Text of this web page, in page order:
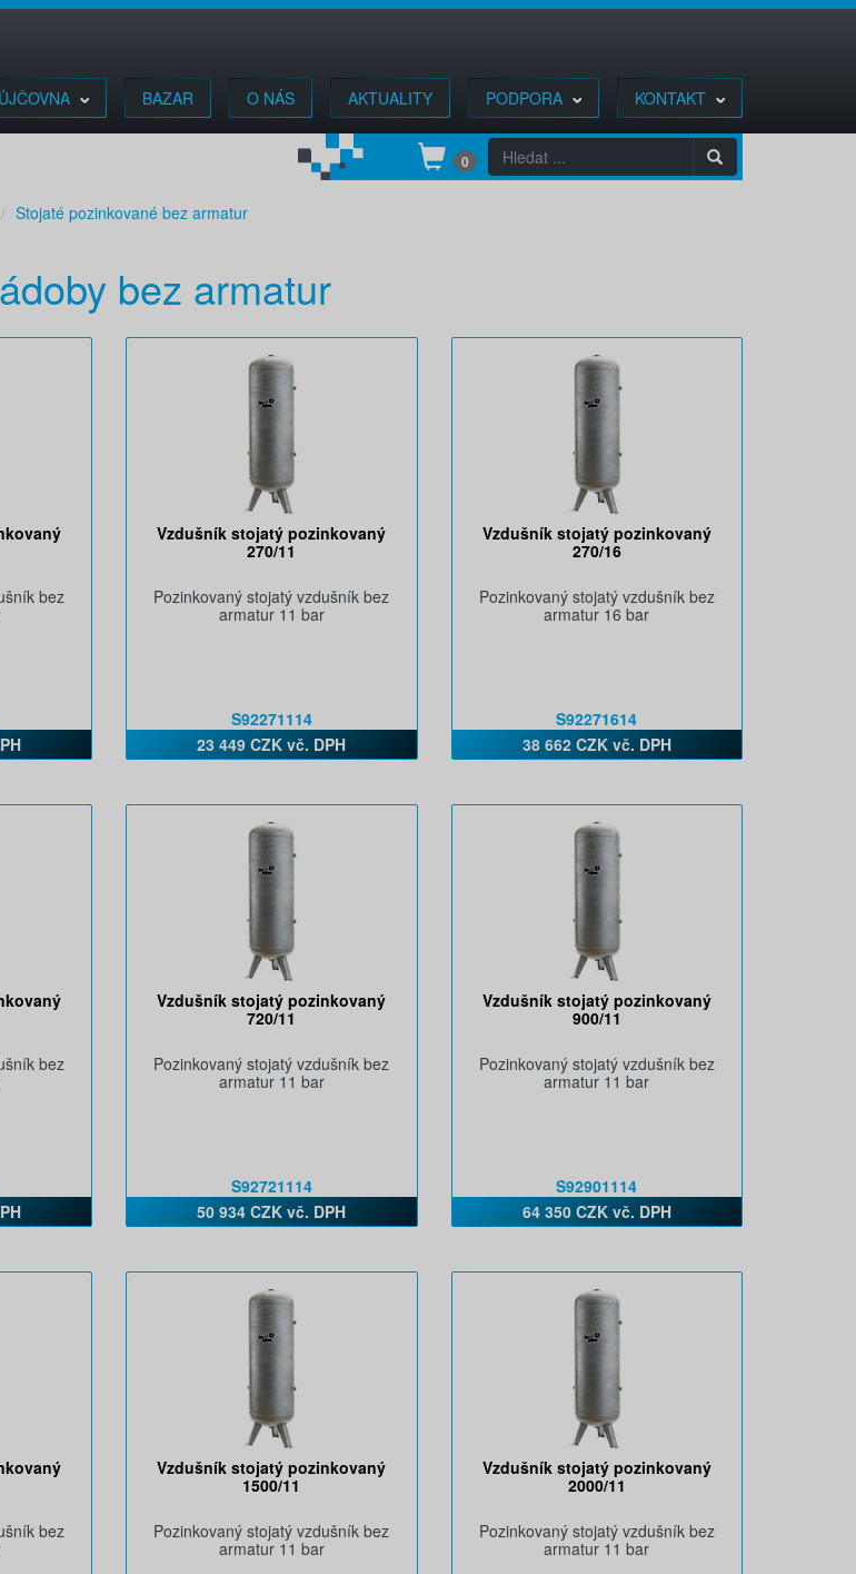
BAZAR O NÁS AKTUALITY PODPORA KONTAKT
0
Stojaté pozinkované bez armatur
bez armatur
bez
Vzdušník stojatý pozinkovaný
270/11
Pozinkovaný stojatý vzdušník bez
armatur 11 bar
S92271114
23 449 CZK vč. DPH
Vzdušník stojatý pozinkovaný
270/16
Pozinkovaný stojatý vzdušník bez
armatur 16 bar
S92271614
38 662 CZK vč. DPH
bez
Vzdušník stojatý pozinkovaný
720/11
Pozinkovaný stojatý vzdušník bez
armatur 11 bar
S92721114
50 934 CZK vč. DPH
Vzdušník stojatý pozinkovaný
900/11
Pozinkovaný stojatý vzdušník bez
armatur 11 bar
S92901114
64 350 CZK vč. DPH
bez
Vzdušník stojatý pozinkovaný
1500/11
Pozinkovaný stojatý vzdušník bez
armatur 11 bar
Vzdušník stojatý pozinkovaný
2000/11
Pozinkovaný stojatý vzdušník bez
armatur 11 bar